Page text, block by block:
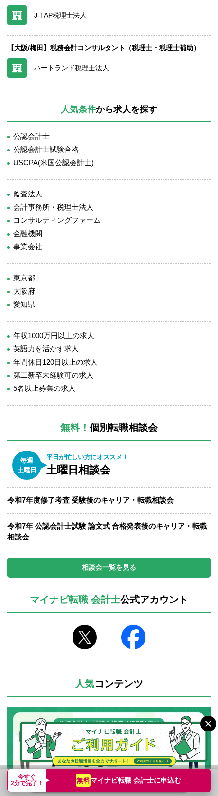
今すぐ
2分で完了！
無料マイナビ転職 会計士に申込む
簡単無料 転職支援サービス申込み
J-TAP税理士法人
【大阪/梅田】税務会計コンサルタント（税理士・税理士補助）
ハートランド税理士法人
人気条件から求人を探す
公認会計士
公認会計士試験合格
USCPA(米国公認会計士)
監査法人
会計事務所・税理士法人
コンサルティングファーム
金融機関
事業会社
東京都
大阪府
愛知県
年収1000万円以上の求人
英語力を活かす求人
年間休日120日以上の求人
第二新卒未経験可の求人
5名以上募集の求人
無料！ 個別転職相談会
毎週
土曜日
平日が忙しい方にオススメ！
土曜日相談会
令和7年度修了考査 受験後のキャリア・転職相談会
令和7年 公認会計士試験 論文式 合格発表後のキャリア・転職
相談会
相談会一覧を見る
マイナビ転職 会計士公式アカウント
人気コンテンツ